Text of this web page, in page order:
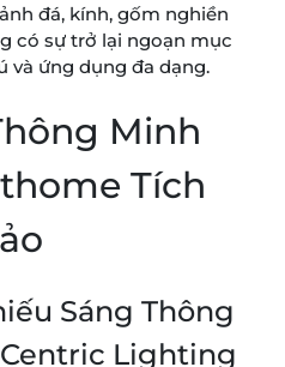
đá, kính, gốm nghiền
có sự trở lại ngoạn mục
và ứng dụng đa dạng.
Minh
Tích
Sáng Thông
Lighting